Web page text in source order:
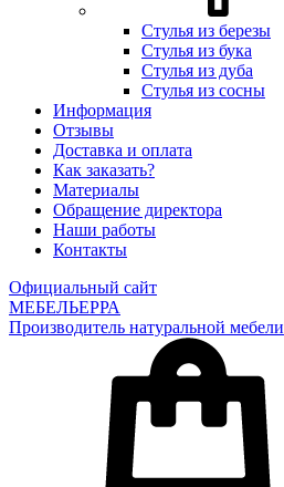
Стулья из березы
Стулья из бука
Стулья из дуба
Стулья из сосны
Информация
Отзывы
Доставка и оплата
Как заказать?
Материалы
Обращение директора
Наши работы
Контакты
Официальный сайт
МЕБЕЛЬЕРРА
Производитель натуральной мебели